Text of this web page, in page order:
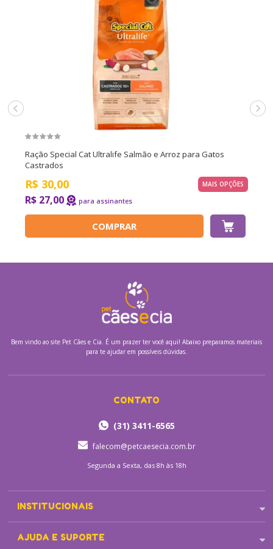
Ração Special Cat Ultralife Salmão e Arroz para Gatos
Castrados
R$ 30,00
R$ 27,00
MAIS OPÇÕES
COMPRAR
Bem vindo ao site Pet Cães e Cia. É um prazer ter você aqui! Abaixo preparamos materiais
para te ajudar em possíveis dúvidas.
CONTATO
(31) 3411-6565
falecom@petcaesecia.com.br
Segunda a Sexta, das 8h às 18h
INSTITUCIONAIS
AJUDA E SUPORTE